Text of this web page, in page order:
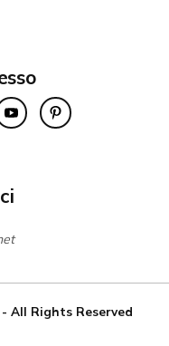
- All Rights Reserved